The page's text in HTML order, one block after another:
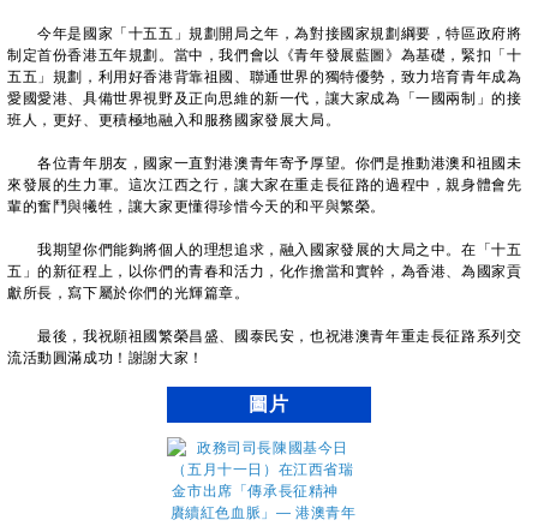
今年是國家「十五五」規劃開局之年，為對接國家規劃綱要，特區政府將
制定首份香港五年規劃。當中，我們會以《青年發展藍圖》為基礎，緊扣「十
五五」規劃，利用好香港背靠祖國、聯通世界的獨特優勢，致力培育青年成為
愛國愛港、具備世界視野及正向思維的新一代，讓大家成為「一國兩制」的接
班人，更好、更積極地融入和服務國家發展大局。
各位青年朋友，國家一直對港澳青年寄予厚望。你們是推動港澳和祖國未
來發展的生力軍。這次江西之行，讓大家在重走長征路的過程中，親身體會先
輩的奮鬥與犧牲，讓大家更懂得珍惜今天的和平與繁榮。
我期望你們能夠將個人的理想追求，融入國家發展的大局之中。在「十五
五」的新征程上，以你們的青春和活力，化作擔當和實幹，為香港、為國家貢
獻所長，寫下屬於你們的光輝篇章。
最後，我祝願祖國繁榮昌盛、國泰民安，也祝港澳青年重走長征路系列交
流活動圓滿成功！謝謝大家！
圖片